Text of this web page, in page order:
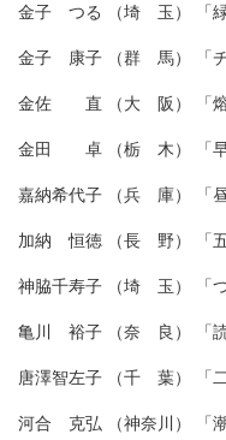
金子 つる （埼 玉） 「
金子 康子 （群 馬） 「チ
金佐 直 （大 阪） 「熔
金田 卓 （栃 木） 「早
嘉納希代子 （兵 庫） 「昼
加納 恒徳 （長 野） 「五
神脇千寿子 （埼 玉） 「つ
亀川 裕子 （奈 良） 「
唐澤智左子 （千 葉） 「二
河合 克弘 （神奈川） 「